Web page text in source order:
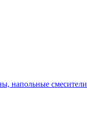
напольные смесители